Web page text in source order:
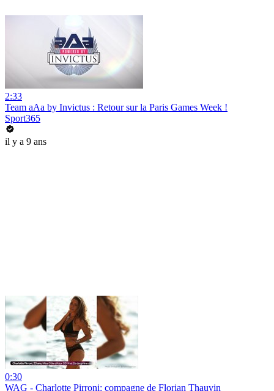
2:33
Team aAa by Invictus : Retour sur la Paris Games Week !
Sport365
il y a 9 ans
0:30
WAG - Charlotte Pirroni: compagne de Florian Thauvin